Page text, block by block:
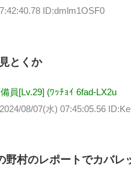
ID:dmlm1OSF0
とくか
員[Lv.29] (ﾜｯﾁｮｲ 6fad-LX2u
2024/08/07(水) 07:45:05.56
野村のレポートでカバレ